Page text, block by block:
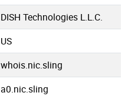
DISH Technologies L.L.C.
US
whois.nic.sling
a0.nic.sling